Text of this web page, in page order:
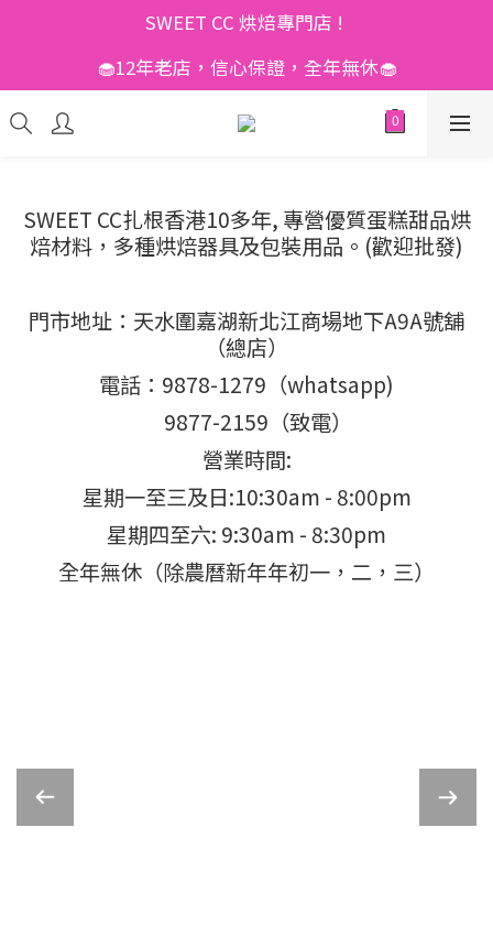
SWEET CC 烘焙專門店 !
🧁12年老店，信心保證，全年無休🧁
SWEET CC扎根香港10多年, 專營優質蛋糕甜品烘
焙材料，多種烘焙器具及包裝用品。(歡迎批發)
門市地址：天水圍嘉湖新北江商場地下A9A號舖
（總店）
電話：9878-1279（whatsapp)
9877-2159（致電）
營業時間:
星期一至三及日:10:30am - 8:00pm
星期四至六: 9:30am - 8:30pm
全年無休（除農曆新年年初一，二，三）